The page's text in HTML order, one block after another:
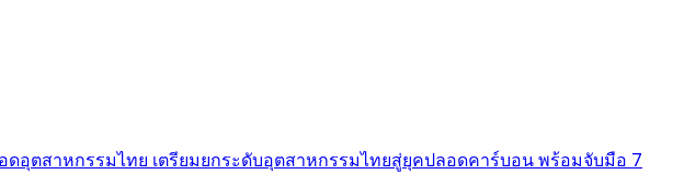
อุตสาหกรรมไทย เตรียมยกระดับอุตสาหกรรมไทยสู่ยุคปลอดคาร์บอน พร้อมจับมือ 7